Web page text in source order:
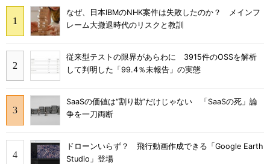
なぜ、日本IBMのNHK案件は失敗したのか？ メインフ
レーム大撤退時代のリスクと教訓
従来型テストの限界があらわに 3915件のOSSを解析
して判明した「99.4％未報告」の実態
SaaSの価値は“割り勘”だけじゃない 「SaaSの死」論
争を一刀両断
ドローンいらず？ 飛行動画作成できる「Google Earth
Studio」登場